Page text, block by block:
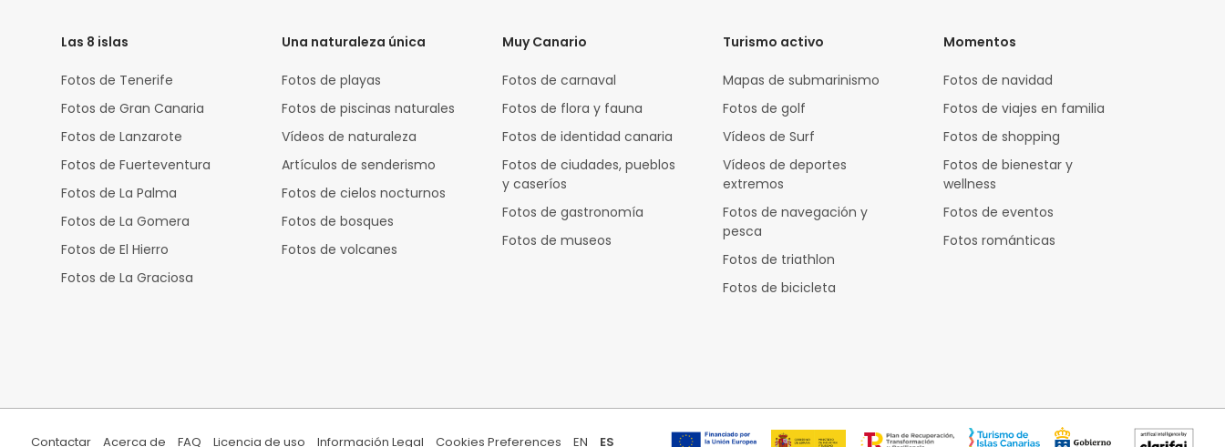
Las 8 islas
Fotos de Tenerife
Fotos de Gran Canaria
Fotos de Lanzarote
Fotos de Fuerteventura
Fotos de La Palma
Fotos de La Gomera
Fotos de El Hierro
Fotos de La Graciosa
Una naturaleza única
Fotos de playas
Fotos de piscinas naturales
Vídeos de naturaleza
Artículos de senderismo
Fotos de cielos nocturnos
Fotos de bosques
Fotos de volcanes
Muy Canario
Fotos de carnaval
Fotos de flora y fauna
Fotos de identidad canaria
Fotos de ciudades, pueblos
y caseríos
Fotos de gastronomía
Fotos de museos
Turismo activo
Mapas de submarinismo
Fotos de golf
Vídeos de Surf
Vídeos de deportes
extremos
Fotos de navegación y
pesca
Fotos de triathlon
Fotos de bicicleta
Momentos
Fotos de navidad
Fotos de viajes en familia
Fotos de shopping
Fotos de bienestar y
wellness
Fotos de eventos
Fotos románticas
Contactar Acerca de FAQ Licencia de uso Información Legal Cookies Preferences EN ES